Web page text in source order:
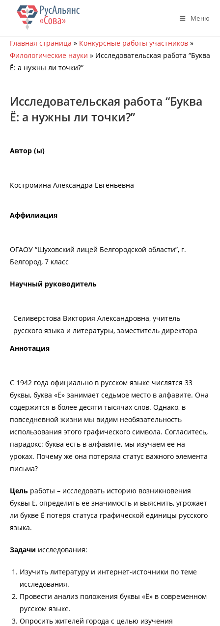
Перейти
содержимому
Меню
Главная страница » Конкурсные работы участников »
Филологические науки » Исследовательская работа “Буква
Ё: а нужны ли точки?”
Исследовательская работа “Буква
Ё: а нужны ли точки?”
Автор (ы)
Костромина Александра Евгеньевна
Аффилиация
ОГАОУ “Шуховский лицей Белгородской области”, г.
Белгород, 7 класс
Научный руководитель
Селиверстова Виктория Александровна, учитель
русского языка и литературы, заместитель директора
Аннотация
С 1942 года официально в русском языке числятся 33
буквы, буква «Ё» занимает седьмое место в алфавите. Она
содержится в более десяти тысячах слов. Однако, в
повседневной жизни мы видим необязательность
использования этого графического символа. Согласитесь,
парадокс: буква есть в алфавите, мы изучаем ее на
уроках. Почему же она потеряла статус важного элемента
письма?
Цель работы – исследовать историю возникновения
буквы Ё, определить её значимость и выяснить, угрожает
ли букве Ё потеря статуса графической единицы русского
языка.
Задачи исследования:
Изучить литературу и интернет-источники по теме
исследования.
Провести анализ положения буквы «Ё» в современном
русском языке.
Опросить жителей города с целью изучения